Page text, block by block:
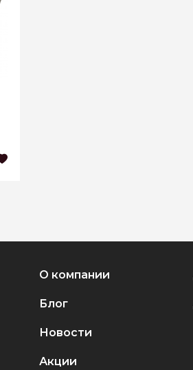
О компании
Блог
Новости
Акции